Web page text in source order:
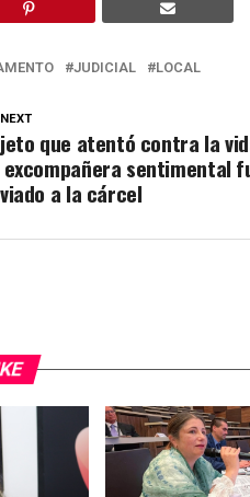
JUDICIAL LOCAL
que atentó contra la
excompañera sentimental
a la cárcel